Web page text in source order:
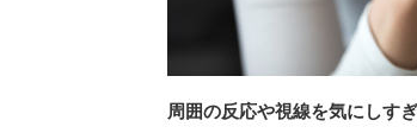
周囲の反応や視線を気にしす